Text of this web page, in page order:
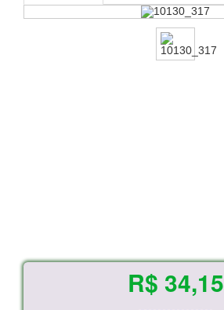
R$ 34,15